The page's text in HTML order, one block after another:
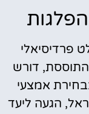
פרדיסיאלי
התוססת, דורש
אמצעי
הגעה ליעד